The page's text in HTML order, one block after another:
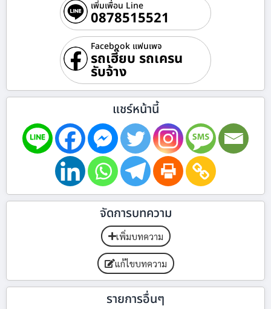
เพิ่มเพื่อน Line
0878515521
Facebook แฟนเพจ
รถเฮี๊ยบ รถเครน
รับจ้าง
แชร์หน้านี้
จัดการบทความ
เพิ่มบทความ
แก้ไขบทความ
รายการอื่นๆ